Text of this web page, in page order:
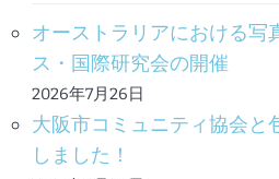
オーストラリアにおける写
ス・国際研究会の開催
2026年7月26日
大阪市コミュニティ協会と
しました！